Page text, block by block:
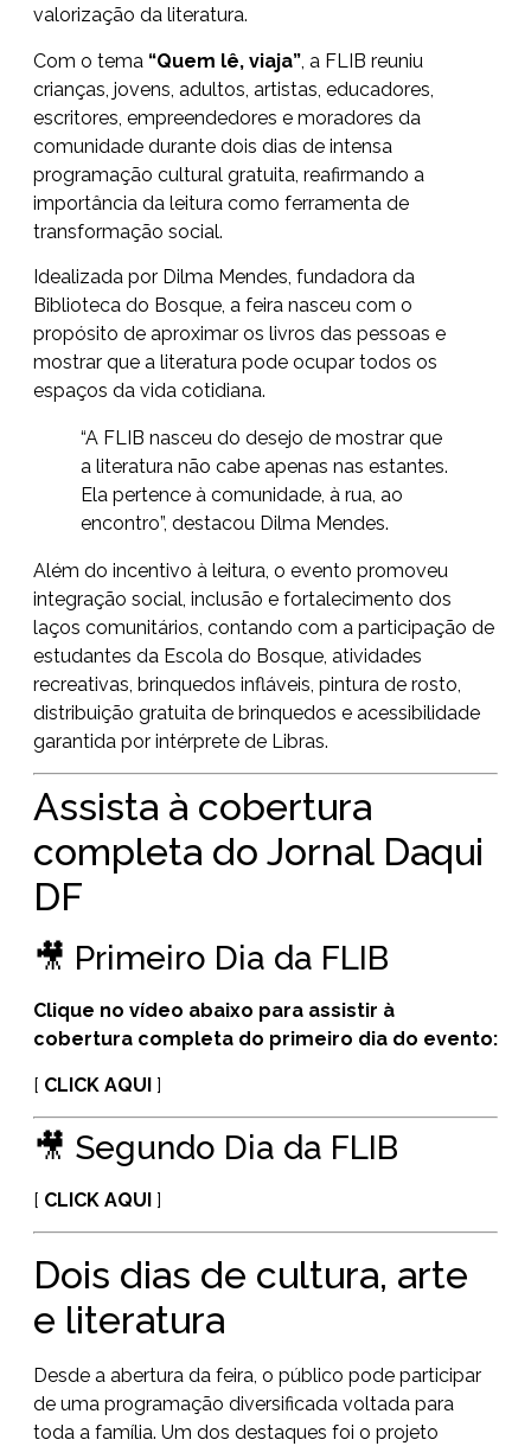
valorização da literatura.
Com o tema “Quem lê, viaja” , a FLIB reuniu
crianças, jovens, adultos, artistas, educadores,
escritores, empreendedores e moradores da
comunidade durante dois dias de intensa
programação cultural gratuita, reafirmando a
importância da leitura como ferramenta de
transformação social.
Idealizada por Dilma Mendes, fundadora da
Biblioteca do Bosque, a feira nasceu com o
propósito de aproximar os livros das pessoas e
mostrar que a literatura pode ocupar todos os
espaços da vida cotidiana.
“A FLIB nasceu do desejo de mostrar que
a literatura não cabe apenas nas estantes.
Ela pertence à comunidade, à rua, ao
encontro”, destacou Dilma Mendes.
Além do incentivo à leitura, o evento promoveu
integração social, inclusão e fortalecimento dos
laços comunitários, contando com a participação de
estudantes da Escola do Bosque, atividades
recreativas, brinquedos infláveis, pintura de rosto,
distribuição gratuita de brinquedos e acessibilidade
garantida por intérprete de Libras.
Assista à cobertura
completa do Jornal Daqui
DF
🎥 Primeiro Dia da FLIB
Clique no vídeo abaixo para assistir à
cobertura completa do primeiro dia do evento:
[ CLICK AQUI ]
🎥 Segundo Dia da FLIB
[ CLICK AQUI ]
Dois dias de cultura, arte
e literatura
Desde a abertura da feira, o público pode participar
de uma programação diversificada voltada para
toda a família. Um dos destaques foi o projeto